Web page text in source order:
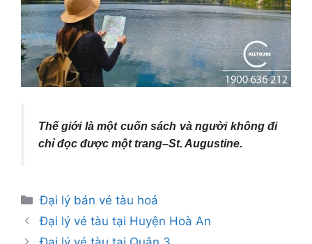
Thế giới là một cuốn sách và người không đi
chỉ đọc được một trang–St. Augustine.
Danh
mục
Đại lý bán vé tàu hoả
Đại lý vé tàu tại Huyện Hoà An